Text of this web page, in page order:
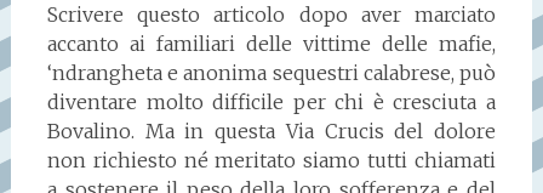
Scrivere questo articolo dopo aver marciato
accanto ai familiari delle vittime delle mafie,
‘ndrangheta e anonima sequestri calabrese, può
diventare molto difficile per chi è cresciuta a
Bovalino. Ma in questa Via Crucis del dolore
non richiesto né meritato siamo tutti chiamati